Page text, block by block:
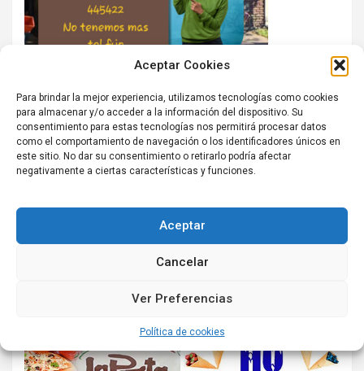
Aceptar Cookies
Para brindar la mejor experiencia, utilizamos tecnologías como cookies
para almacenar y/o acceder a la información del dispositivo. Su
consentimiento para estas tecnologías nos permitirá procesar datos
como el comportamiento de navegación o los identificadores únicos en
este sitio. No dar su consentimiento o retirarlo podría afectar
negativamente a ciertas características y funciones.
Aceptar
Cancelar
Ver Preferencias
Política de cookies